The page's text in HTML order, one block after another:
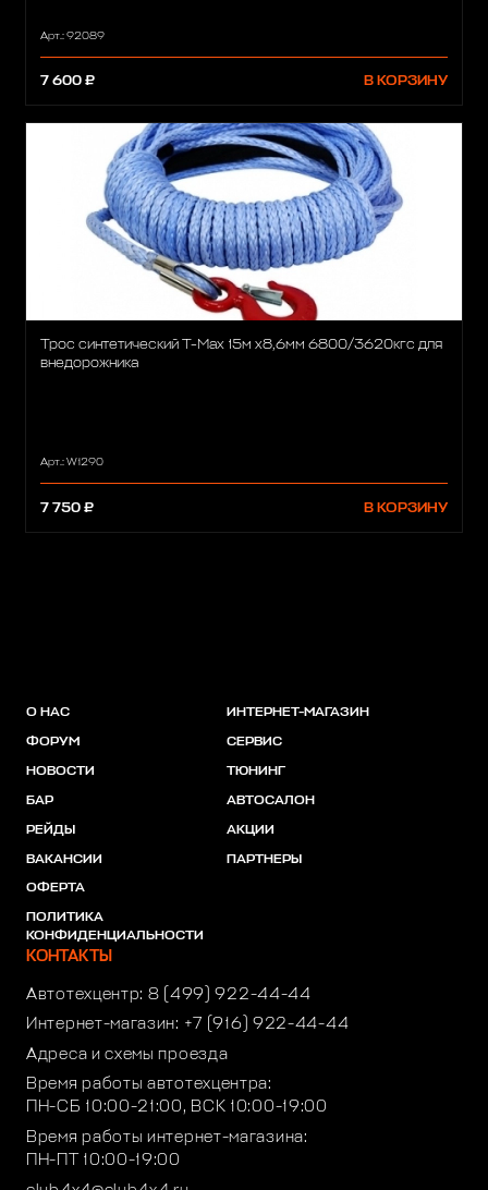
Арт.: 92089
7 600 ₽ В КОРЗИНУ
Трос синтетический T-Max 15м x8,6мм 6800/3620кгс для
внедорожника
Арт.: W1290
7 750 ₽ В КОРЗИНУ
О НАС
ФОРУМ
НОВОСТИ
БАР
РЕЙДЫ
ВАКАНСИИ
ОФЕРТА
ПОЛИТИКА
КОНФИДЕНЦИАЛЬНОСТИ
ИНТЕРНЕТ-МАГАЗИН
СЕРВИС
ТЮНИНГ
АВТОСАЛОН
АКЦИИ
ПАРТНЕРЫ
КОНТАКТЫ
Автотехцентр: 8 (499) 922-44-44
Интернет-магазин: +7 (916) 922-44-44
Адреса и схемы проезда
Время работы автотехцентра:
ПН-СБ 10:00-21:00, ВСК 10:00-19:00
Время работы интернет-магазина:
ПН-ПТ 10:00-19:00